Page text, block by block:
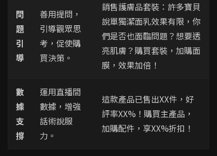
問
題
引
導
善用提問，
引導觀眾思
考，促使購
買決策。
銷售護膚品套裝：許多寶貝
說單獨潔面乳效果有限，你
們是否也面臨問題？想要透
亮肌膚？購買套裝，加購面
膜，效果加倍！
數
據
支
撐
運用直播間
數據，增強
話術說服
力。
這款產品已售出XX件，好
評率XX%！購買主產品，
加購配件，享XX%折扣！